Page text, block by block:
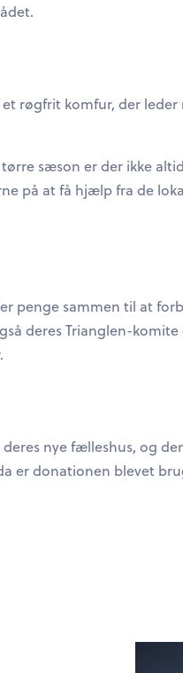
røgfrit komfur, der
sæson er der ikke
på at få hjælp fra de
penge sammen til at
deres Trianglen-
nye fælleshus, og
donationen blevet